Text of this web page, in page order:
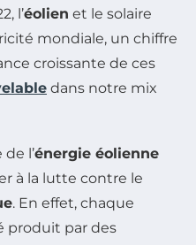
l’éolien et le solaire
mondiale, un chiffre
croissante de ces
dans notre mix
l’énergie éolienne
à la lutte contre le
. En effet, chaque
produit par des